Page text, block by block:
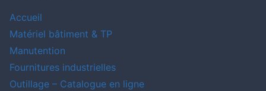
Accueil
Matériel bâtiment & TP
Manutention
Fournitures industrielles
Outillage – Catalogue en ligne